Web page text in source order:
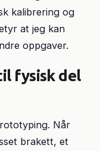
kalibrering og
at jeg kan
oppgaver.
fysisk del
Når
brakett, et